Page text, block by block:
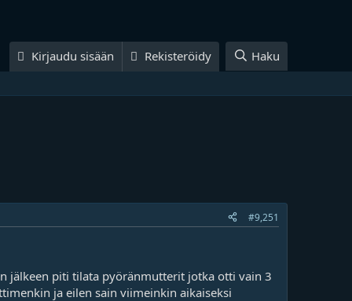
Kirjaudu sisään Rekisteröidy Haku
#9,251
jälkeen piti tilata pyöränmutterit jotka otti vain 3
ja eilen sain viimeinkin aikaiseksi